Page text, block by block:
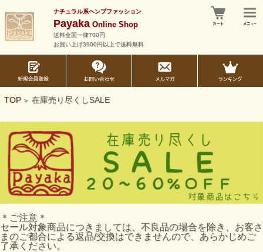
ナチュラル系ヘンプファッション
PayakaOnline Shop
送料全国一律700円
お買い上げ3900円以上で送料無料
TOP > 在庫売り尽くしSALE
＊ご注意＊
セール対象商品につきましては、不良品の場合を除き、お客さ
まのご都合による返品/交換はできませんので、あらかじめご
了承ください。